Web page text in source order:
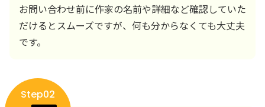
お問い合わせ前に作家の名前や詳細など確認していた
だけるとスムーズですが、何も分からなくても大丈夫
です。
Step02